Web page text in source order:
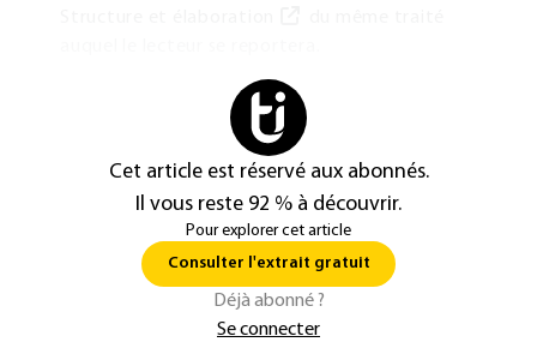
Cet article est réservé aux abonnés.
Il vous reste 92 % à découvrir.
Pour explorer cet article
Consulter l'extrait gratuit
Déjà abonné ?
Se connecter